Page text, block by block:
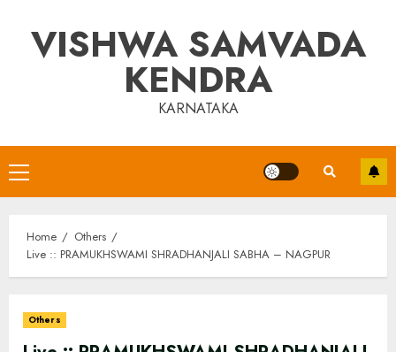
contentVISHWA SAMVADA
KENDRA
KARNATAKA
Primary
Menu
Home
Others
Live :: PRAMUKHSWAMI SHRADHANJALI SABHA – NAGPUR
Others